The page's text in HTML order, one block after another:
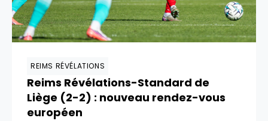
REIMS RÉVÉLATIONS
Reims Révélations-Standard de
Liège (2-2) : nouveau rendez-vous
européen